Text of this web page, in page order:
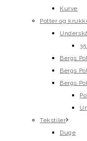
Kurve
Potter og
Bergs
Bergs
Bergs
Tekstiler
Duge